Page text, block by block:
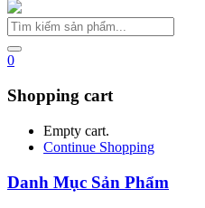
0
Shopping cart
Empty cart.
Continue Shopping
Danh Mục Sản Phẩm